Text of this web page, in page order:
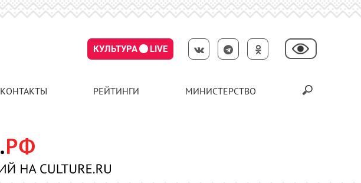
КУЛЬТУРА LIVE
КОНТАКТЫ РЕЙТИНГИ МИНИСТЕРСТВО